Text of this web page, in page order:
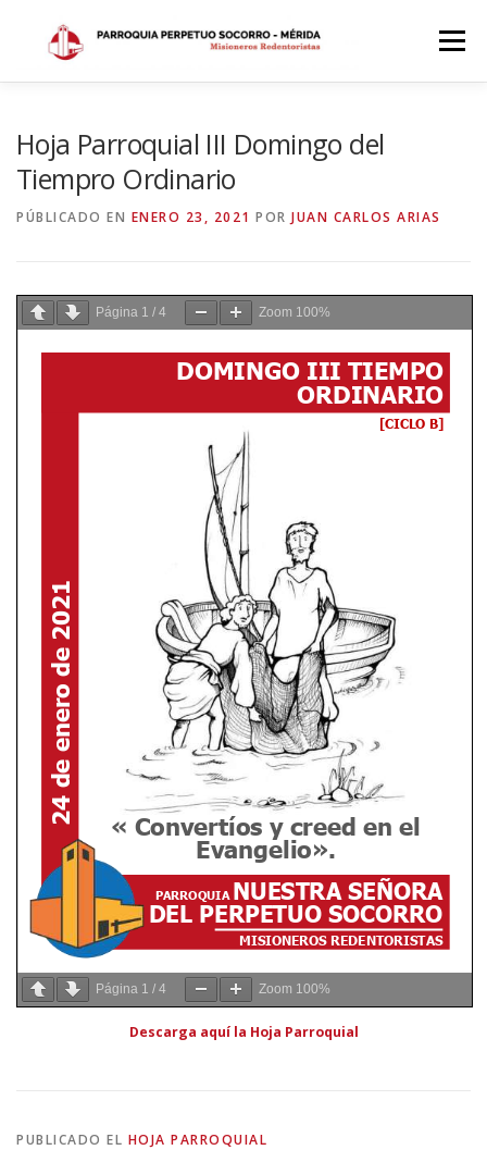
contenido
Menú
Hoja Parroquial III Domingo del
Tiempro Ordinario
PÚBLICADO EN ENERO 23, 2021 POR JUAN CARLOS ARIAS
Página 1 / 4 Zoom 100%
Página 1 / 4 Zoom 100%
Descarga aquí la Hoja Parroquial
PUBLICADO EL HOJA PARROQUIAL